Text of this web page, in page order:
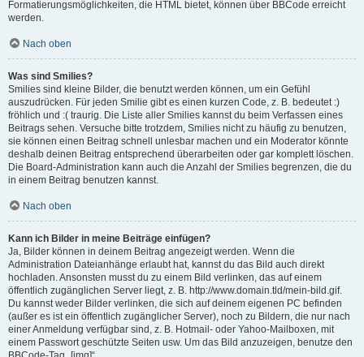
Formatierungsmöglichkeiten, die HTML bietet, können über BBCode erreicht
werden.
Nach oben
Was sind Smilies?
Smilies sind kleine Bilder, die benutzt werden können, um ein Gefühl
auszudrücken. Für jeden Smilie gibt es einen kurzen Code, z. B. bedeutet :)
fröhlich und :( traurig. Die Liste aller Smilies kannst du beim Verfassen eines
Beitrags sehen. Versuche bitte trotzdem, Smilies nicht zu häufig zu benutzen,
sie können einen Beitrag schnell unlesbar machen und ein Moderator könnte
deshalb deinen Beitrag entsprechend überarbeiten oder gar komplett löschen.
Die Board-Administration kann auch die Anzahl der Smilies begrenzen, die du
in einem Beitrag benutzen kannst.
Nach oben
Kann ich Bilder in meine Beiträge einfügen?
Ja, Bilder können in deinem Beitrag angezeigt werden. Wenn die
Administration Dateianhänge erlaubt hat, kannst du das Bild auch direkt
hochladen. Ansonsten musst du zu einem Bild verlinken, das auf einem
öffentlich zugänglichen Server liegt, z. B. http://www.domain.tld/mein-bild.gif.
Du kannst weder Bilder verlinken, die sich auf deinem eigenen PC befinden
(außer es ist ein öffentlich zugänglicher Server), noch zu Bildern, die nur nach
einer Anmeldung verfügbar sind, z. B. Hotmail- oder Yahoo-Mailboxen, mit
einem Passwort geschützte Seiten usw. Um das Bild anzuzeigen, benutze den